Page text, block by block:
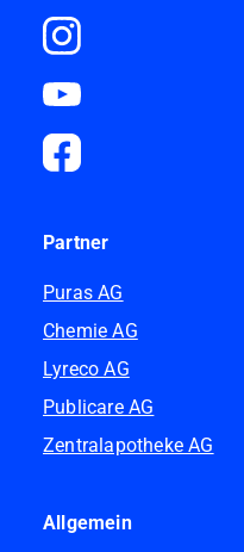
Partner
Puras AG
Chemie AG
Lyreco AG
Publicare AG
Zentralapotheke AG
Allgemein